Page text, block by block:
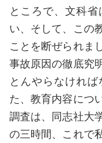
ところで、文科
い、そして、この
ことを断ぜられま
事故原因の徹底究
とんやらなけれ
た、教育内容につ
調査は、同志社大
の三時間、これで